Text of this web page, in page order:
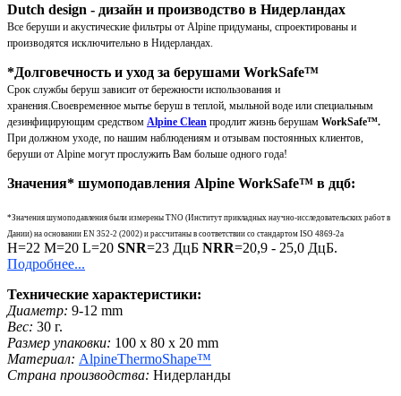
Dutch design - дизайн и производство в Нидерландах
Все беруши и акустические фильтры от Alpine придуманы, спроектированы и
производятся исключительно в Нидерландах.
*Долговечность и уход за берушами WorkSafe™
Срок службы беруш зависит от бережности использования и
хранения.Своевременное мытье беруш в теплой, мыльной воде или специальным
дезинфицирующим средством Alpine Clean продлит жизнь берушам WorkSafe™.
При должном уходе, по нашим наблюдениям и отзывам постоянных клиентов,
беруши от Alpine могут прослужить Вам больше одного года!
Значения* шумоподавления Alpine WorkSafe™ в дцб:
*Значения шумоподавления были измерены TNO (Институт прикладных научно-исследовательских работ в
Дании) на основании EN 352-2 (2002) и рассчитаны в соответствии со стандартом ISO 4869-2a
H=22 M=20 L=20 SNR=23 ДцБ NRR=20,9 - 25,0 ДцБ.
Подробнее...
Технические характеристики:
Диаметр: 9-12 mm
Вес: 30 г.
Размер упаковки: 100 x 80 x 20 mm
Материал: AlpineThermoShape™
Страна производства: Нидерланды